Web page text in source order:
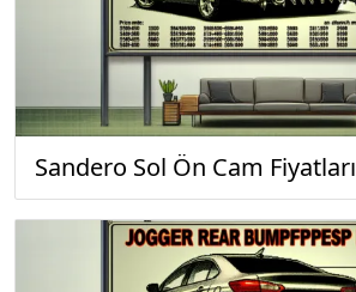
Sandero Sol Ön Cam Fiyatları